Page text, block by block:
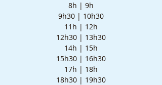
8h | 9h
9h30 | 10h30
11h | 12h
12h30 | 13h30
14h | 15h
15h30 | 16h30
17h | 18h
18h30 | 19h30